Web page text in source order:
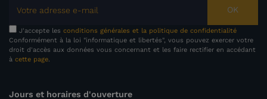
OK
J'accepte les conditions générales et la politique de confidentialité
Conformément à la loi "informatique et libertés", vous pouvez exercer votre
droit d'accès aux données vous concernant et les faire rectifier en accédant
à cette page.
Jours et horaires d'ouverture